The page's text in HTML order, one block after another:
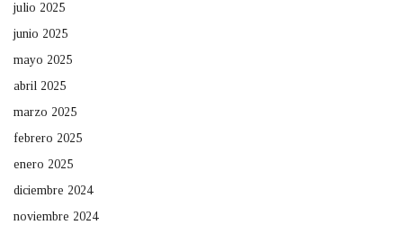
julio 2025
junio 2025
mayo 2025
abril 2025
marzo 2025
febrero 2025
enero 2025
diciembre 2024
noviembre 2024